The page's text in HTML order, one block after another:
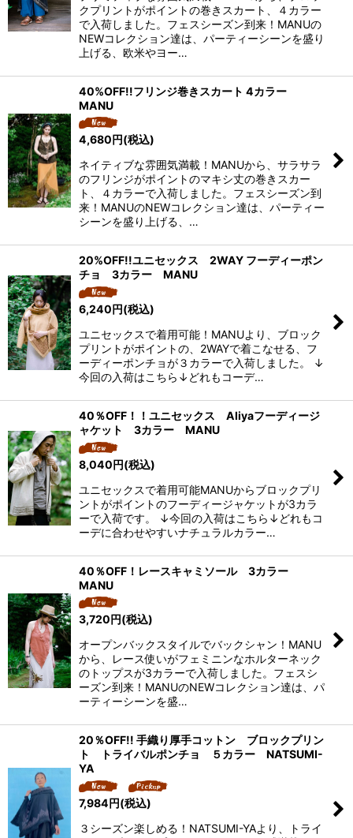
クプリントがポイントの巻きスカート、４カラー
で入荷しました。フェスシーズン到来！MANUの
NEWコレクション達は、パーティーシーンを盛り
上げる、欧米やヨー…
40%OFF!!フリンジ巻きスカート 4カラー
MANU
4,680円(税込)
ネイティブな雰囲気満載！MANUから、サラサラ
のフリンジがポイントのマキシ丈の巻きスカー
ト、４カラーで入荷しました。フェスシーズン到
来！MANUのNEWコレクション達は、パーティー
シーンを盛り上げる、…
20%OFF!!ユニセックス 2WAY フーディーポン
チョ 3カラー MANU
6,240円(税込)
ユニセックスで着用可能！MANUより、ブロック
プリントがポイントの、2WAYで着こなせる、フ
ーディーポンチョが３カラーで入荷しました。 ↓
今回の入荷はこちら↓どれもコーデ…
40％OFF！！ユニセックス Aliyaフーディージ
ャケット 3カラー MANU
8,040円(税込)
ユニセックスで着用可能MANUからブロックプリ
ントがポイントのフーディージャケットが3カラ
ーで入荷です。 ↓今回の入荷はこちら↓どれもコ
ーデに合わせやすいナチュラルカラー…
40％OFF！レースキャミソール 3カラー
MANU
3,720円(税込)
オープンバックスタイルでバックシャン！MANU
から、レース使いがフェミニンなホルターネック
のトップスが3カラーで入荷しました。フェスシ
ーズン到来！MANUのNEWコレクション達は、パ
ーティーシーンを盛…
20％OFF!! 手織り厚手コットン ブロックプリン
ト トライバルポンチョ ５カラー NATSUMI-
YA
7,984円(税込)
３シーズン楽しめる！NATSUMI-YAより、トライ